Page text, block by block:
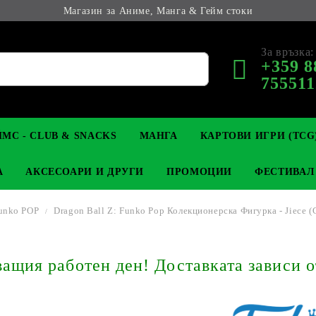
Магазин за Аниме, Манга & Гейм стоки
За връзка:
+359
КОЛЕКЦИОНЕРСКИ
YU-GI-OH! TCG
- CLUB & SNACKS МАНГА
LIGHT NOVEL
КАРТОВИ ИГРИ
MAGIC: THE GATHERING
АНИМЕ ФИГУРКИ
АКСЕСОАРИ И ДРУГИ
КЛЮЧОДЪРЖАТЕЛИ
ПРОМОЦИИ
POP Dragon Ball Z: Funko Pop Колекционерска Фигурка - Jiece
работен ден! Доставката зависи